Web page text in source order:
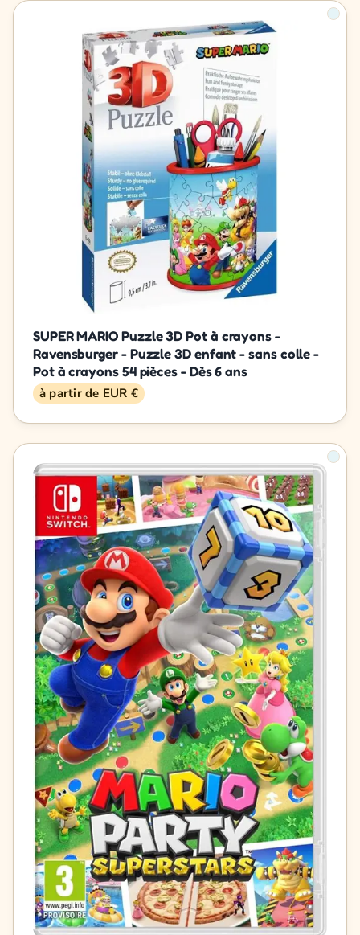
SUPER MARIO Puzzle 3D Pot à crayons -
Ravensburger - Puzzle 3D enfant - sans colle -
Pot à crayons 54 pièces - Dès 6 ans
à partir de EUR €